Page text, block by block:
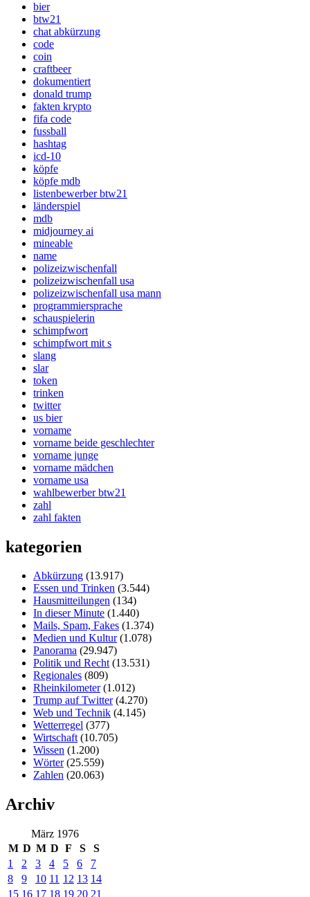
bier
btw21
chat abkürzung
code
coin
craftbeer
dokumentiert
donald trump
fakten krypto
fifa code
fussball
hashtag
icd-10
köpfe
köpfe mdb
listenbewerber btw21
länderspiel
mdb
midjourney ai
mineable
name
polizeizwischenfall
polizeizwischenfall usa
polizeizwischenfall usa mann
programmiersprache
schauspielerin
schimpfwort
schimpfwort mit s
slang
slar
token
trinken
twitter
us bier
vorname
vorname beide geschlechter
vorname junge
vorname mädchen
vorname usa
wahlbewerber btw21
zahl
zahl fakten
kategorien
Abkürzung (13.917)
Essen und Trinken (3.544)
Hausmitteilungen (134)
In dieser Minute (1.440)
Mails, Spam, Fakes (1.374)
Medien und Kultur(1.078)
Panorama (29.947)
Politik und Recht(13.531)
Regionales (809)
Rheinkilometer(1.012)
Trump auf Twitter(4.270)
Web und Technik (4.145)
Wetterregel (377)
Wirtschaft(10.705)
Wissen (1.200)
Wörter(25.559)
Zahlen (20.063)
Archiv
März 1976
M D M D F S
S
1
2 3 4 5 6
7
8
9 10 11 12 13 14
15 16 17 18 19 20 21